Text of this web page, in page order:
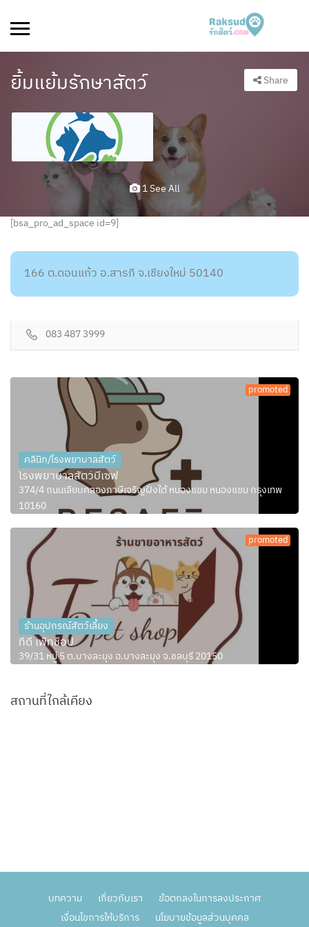
ยิ้มแย้มรักษาสัตว์ Share
1 See All
[bsa_pro_ad_space id=9]
166 ต.ดอนแก้ว อ.สารภี จ.เชียงใหม่ 50140
083 487 3999
promoted
คลินิก/โรงพยาบาลสัตว์
โรงพยาบาลสัตว์บีเซฟ
374/4 ถนนเลียบคลองภาษีเจริญฝั่งใต้ หนองแขม หนองแขม กรุงเทพ
10160
promoted
ร้านอุปกรณ์สัตว์เลี้ยง
ทีดี เพ็ทช็อป
39/31 หมู่ 5 ต.บางละมุง อ.บางละมุง จ.ชลบุรี 20150
สถานที่ใกล้เคียง
บทความ เกี่ยวกับเรา
ข้อตกลงในการลงประกาศ
เงื่อนไขการให้บริการ
นโยบายข้อมูลส่วนบุคคล